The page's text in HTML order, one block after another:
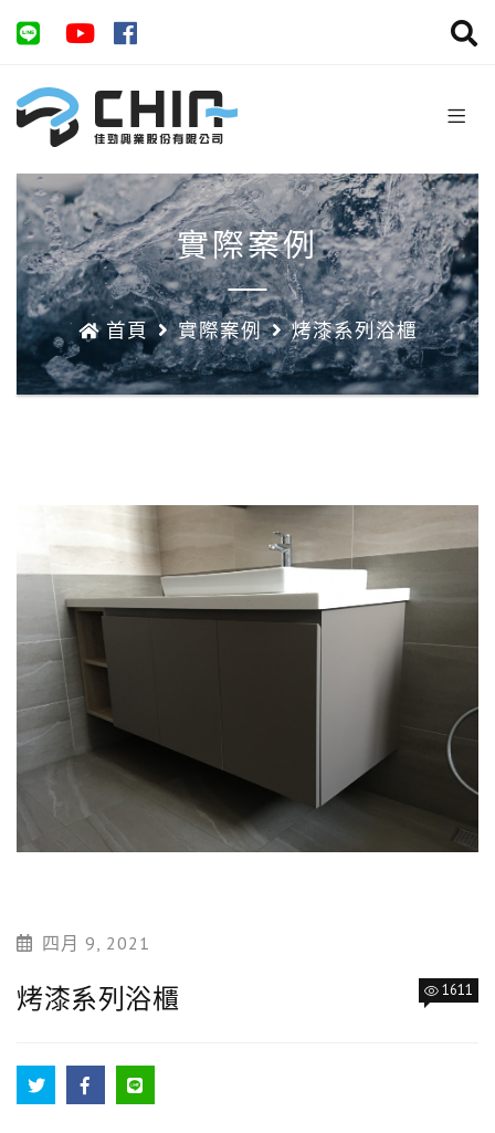
實際案例
首頁 實際案例 烤漆系列浴櫃
四月 9, 2021
1611
烤漆系列浴櫃